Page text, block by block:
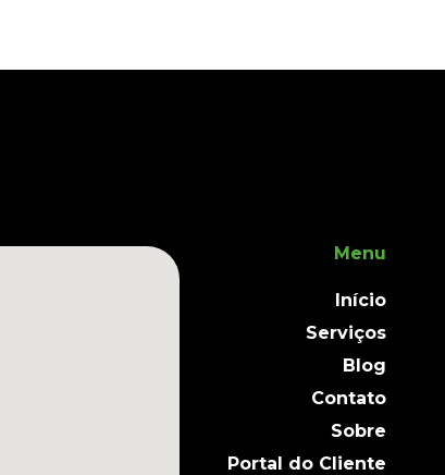
Menu
Início
Serviços
Blog
Contato
Sobre
Portal do Cliente